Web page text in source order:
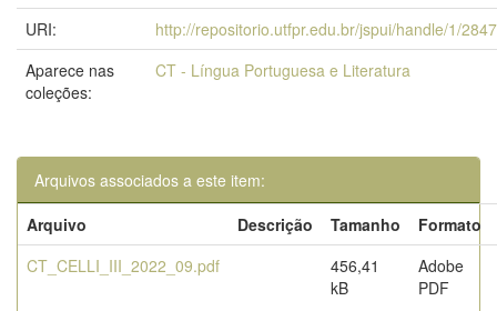
URI:
http://repositorio.utfpr.edu.br/jspui/handle/1/
Aparece nas
coleções:
CT - Língua Portuguesa e Literatura
Arquivos associados a este item:
Arquivo
Descrição Tamanho
Formato
CT_CELLI_III_2022_09.pdf
456,41
kB
Adobe
PDF